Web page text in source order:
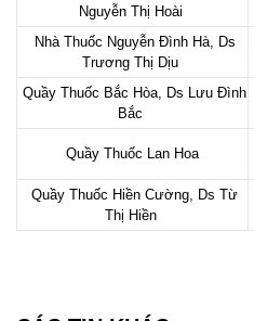
Nguyễn Thị Hoài
Nhà Thuốc Nguyễn Đình Hà, Ds
Trương Thị Dịu
Quầy Thuốc Bắc Hòa, Ds Lưu Đình
Bắc
Quầy Thuốc Lan Hoa
Quầy Thuốc Hiền Cường, Ds Từ
Thị Hiền